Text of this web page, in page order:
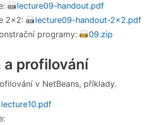
lecture09-handout.pdf
2×2:
lecture09-handout-2x2.pdf
programy:
09.zip
a profilování
v NetBeans, příklady.
lecture10.pdf